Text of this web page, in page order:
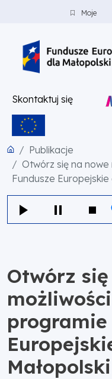
PRZEJDŹ DO TREŚCI
PRZEJDŹ DO MENUMoje
Skontaktuj się
Publikacje
Otwórz się na
Fundusze
Otwórz
programie